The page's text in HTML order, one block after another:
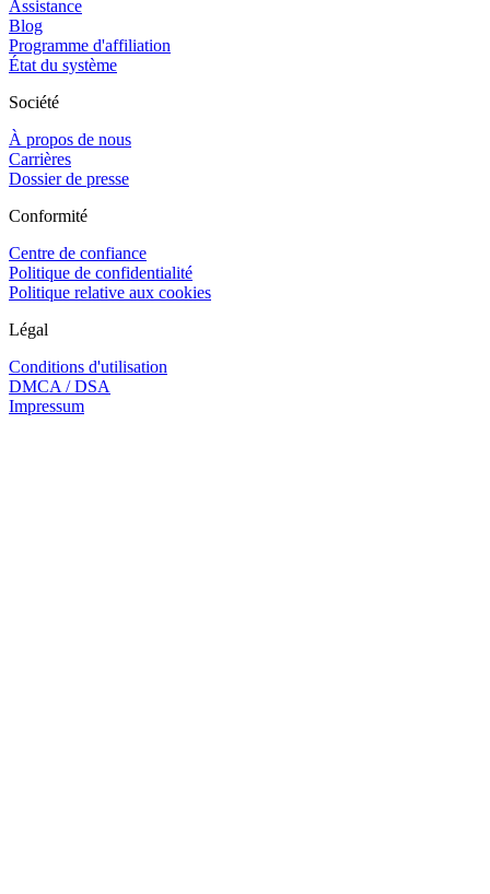
Assistance
Blog
Programme d'affiliation
État du système
Société
À propos de nous
Carrières
Dossier de presse
Conformité
Centre de confiance
Politique de confidentialité
Politique relative aux cookies
Légal
Conditions d'utilisation
DMCA / DSA
Impressum